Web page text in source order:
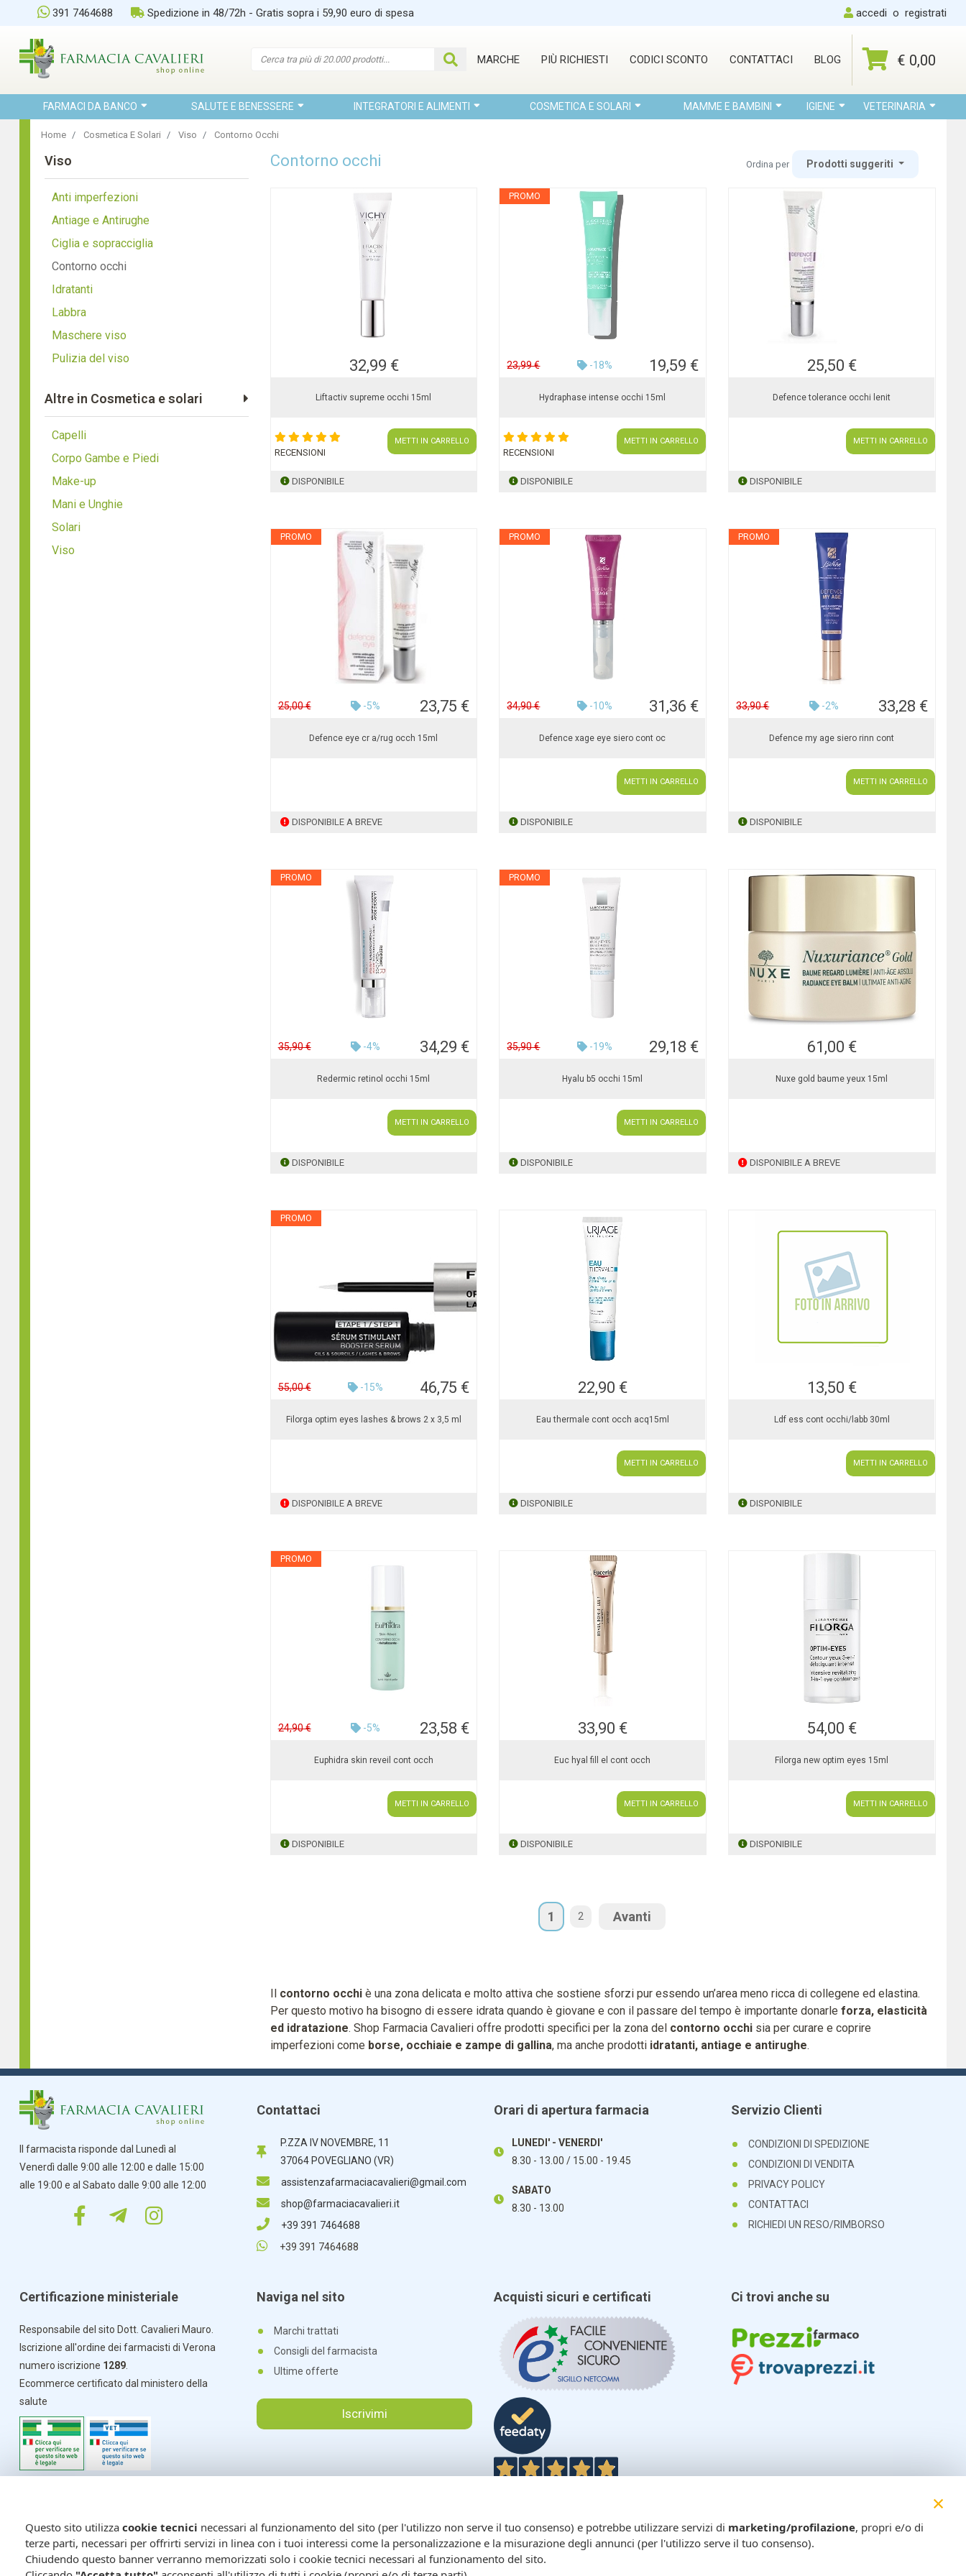
391 7464688 Spedizione in 48/72h - Gratis sopra i 59,90 euro di spesa accedi o registrati
MARCHE PIÙ RICHIESTI CODICI SCONTO CONTATTACI BLOG € 0,00
FARMACI DA BANCO SALUTE E BENESSERE INTEGRATORI E ALIMENTI COSMETICA E SOLARI MAMME E BAMBINI IGIENE VETERINARIA
Home Cosmetica E Solari Viso Contorno Occhi
Viso
Anti imperfezioni
Antiage e Antirughe
Ciglia e sopracciglia
Contorno occhi
Idratanti
Labbra
Maschere viso
Pulizia del viso
Altre in Cosmetica e solari
Capelli
Corpo Gambe e Piedi
Make-up
Mani e Unghie
Solari
Viso
Contorno occhi Ordina per Prodotti suggeriti
32,99 €
Liftactiv supreme occhi 15ml
RECENSIONI
METTI IN CARRELLO
DISPONIBILE
PROMO
23,99 € -18% 19,59 €
Hydraphase intense occhi 15ml
RECENSIONI
METTI IN CARRELLO
DISPONIBILE
25,50 €
Defence tolerance occhi lenit
METTI IN CARRELLO
DISPONIBILE
PROMO
25,00 € -5% 23,75 €
Defence eye cr a/rug occh 15ml
DISPONIBILE A BREVE
PROMO
34,90 € -10% 31,36 €
Defence xage eye siero cont oc
METTI IN CARRELLO
DISPONIBILE
PROMO
33,90 € -2% 33,28 €
Defence my age siero rinn cont
METTI IN CARRELLO
DISPONIBILE
PROMO
35,90 € -4% 34,29 €
Redermic retinol occhi 15ml
METTI IN CARRELLO
DISPONIBILE
PROMO
35,90 € -19% 29,18 €
Hyalu b5 occhi 15ml
METTI IN CARRELLO
DISPONIBILE
61,00 €
Nuxe gold baume yeux 15ml
DISPONIBILE A BREVE
PROMO
55,00 € -15% 46,75 €
Filorga optim eyes lashes & brows 2 x 3,5 ml
DISPONIBILE A BREVE
22,90 €
Eau thermale cont occh acq15ml
METTI IN CARRELLO
DISPONIBILE
13,50 €
Ldf ess cont occhi/labb 30ml
METTI IN CARRELLO
DISPONIBILE
PROMO
24,90 € -5% 23,58 €
Euphidra skin reveil cont occh
METTI IN CARRELLO
DISPONIBILE
33,90 €
Euc hyal fill el cont occh
METTI IN CARRELLO
DISPONIBILE
54,00 €
Filorga new optim eyes 15ml
METTI IN CARRELLO
DISPONIBILE
1 2 Avanti
Il contorno occhiè una zona delicata e molto attiva che sostiene sforzi pur essendo un’area meno ricca di collegene ed elastina.
Per questo motivo ha bisogno di essere idrata quando è giovane e con il passare del tempo è importante donarle forza, elasticità
ed idratazione. Shop Farmacia Cavalieri offre prodotti specifici per la zona del contorno occhisia per curare e coprire
imperfezioni come borse, occhiaie e zampe di gallina, ma anche prodotti idratanti, antiage e antirughe.
Il farmacista risponde dal Lunedì al
Venerdì dalle 9:00 alle 12:00 e dalle 15:00
alle 19:00 e al Sabato dalle 9:00 alle 12:00
Contattaci
P.ZZA IV NOVEMBRE, 11
37064 POVEGLIANO (VR)
assistenzafarmaciacavalieri@gmail.com
shop@farmaciacavalieri.it
+39 391 7464688
+39 391 7464688
Orari di apertura farmacia
LUNEDI' - VENERDI'
8.30 - 13.00 / 15.00 - 19.45
SABATO
8.30 - 13.00
Servizio Clienti
CONDIZIONI DI SPEDIZIONE
CONDIZIONI DI VENDITA
PRIVACY POLICY
CONTATTACI
RICHIEDI UN RESO/RIMBORSO
Certificazione ministeriale
Responsabile del sito Dott. Cavalieri Mauro.
Iscrizione all'ordine dei farmacisti di Verona
numero iscrizione 1289.
Ecommerce certificato dal ministero della
salute
Naviga nel sito
Marchi trattati
Consigli del farmacista
Ultime offerte
Iscrivimi
Acquisti sicuri e certificati Ci trovi anche su
×
Questo sito utilizza cookie tecnici necessari al funzionamento del sito (per l'utilizzo non serve il tuo consenso) e potrebbe utilizzare servizi di marketing/profilazione, propri e/o di
terze parti, necessari per offrirti servizi in linea con i tuoi interessi come la personalizzazione e la misurazione degli annunci (per l'utilizzo serve il tuo consenso).
Chiudendo questo banner verranno memorizzati solo i cookie tecnici necessari al funzionamento del sito.